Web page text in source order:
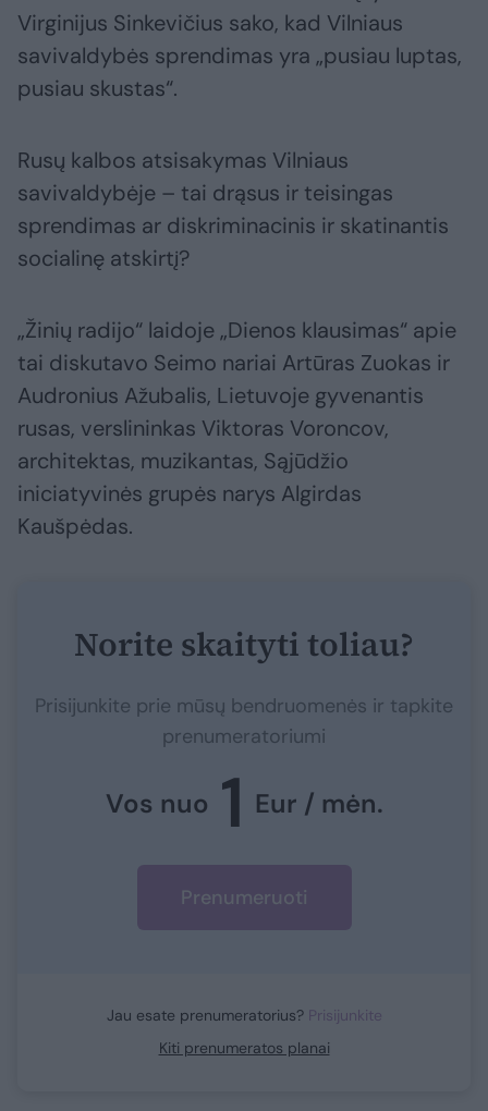
Virginijus Sinkevičius sako, kad Vilniaus
savivaldybės sprendimas yra „pusiau luptas,
pusiau skustas“.
Rusų kalbos atsisakymas Vilniaus
savivaldybėje – tai drąsus ir teisingas
sprendimas ar diskriminacinis ir skatinantis
socialinę atskirtį?
„Žinių radijo“ laidoje „Dienos klausimas“ apie
tai diskutavo Seimo nariai Artūras Zuokas ir
Audronius Ažubalis, Lietuvoje gyvenantis
rusas, verslininkas Viktoras Voroncov,
architektas, muzikantas, Sąjūdžio
iniciatyvinės grupės narys Algirdas
Kaušpėdas.
Norite skaityti toliau?
Prisijunkite prie mūsų bendruomenės ir tapkite
prenumeratoriumi
Vos nuo 1 Eur / mėn.
Prenumeruoti
Jau esate prenumeratorius? Prisijunkite
Kiti prenumeratos planai